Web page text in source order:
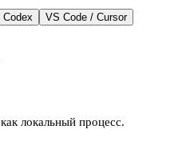
Codex VS Code / Cursor
локальный процесс.